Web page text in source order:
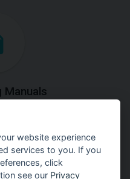
Manuals
on how
tasks.
website experience
services to you. If you
click
see our Privacy